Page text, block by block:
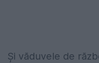
Şi văduvele de